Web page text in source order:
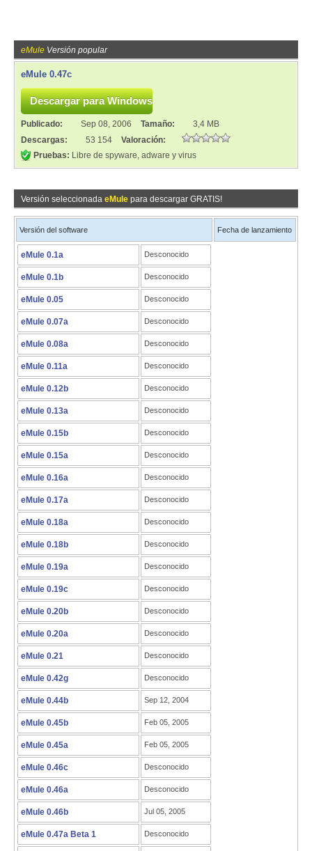
eMule Versión popular
eMule 0.47c
Publicado: Sep 08, 2006 Tamaño:
3,4 MB
Descargas:
53 154
Valoración:
Pruebas: Libre de spyware, adware y virus
Versión seleccionada eMule para descargar GRATIS!
Versión del software Fecha de lanzamiento
eMule 0.1a Desconocido
eMule 0.1b Desconocido
eMule 0.05 Desconocido
eMule 0.07a Desconocido
eMule 0.08a Desconocido
eMule 0.11a Desconocido
eMule 0.12b Desconocido
eMule 0.13a Desconocido
eMule 0.15b Desconocido
eMule 0.15a Desconocido
eMule 0.16a Desconocido
eMule 0.17a Desconocido
eMule 0.18a Desconocido
eMule 0.18b Desconocido
eMule 0.19a Desconocido
eMule 0.19c Desconocido
eMule 0.20b Desconocido
eMule 0.20a Desconocido
eMule 0.21 Desconocido
eMule 0.42g Desconocido
eMule 0.44b Sep 12, 2004
eMule 0.45b Feb 05, 2005
eMule 0.45a Feb 05, 2005
eMule 0.46c Desconocido
eMule 0.46a Desconocido
eMule 0.46b Jul 05, 2005
eMule 0.47a Beta 1 Desconocido